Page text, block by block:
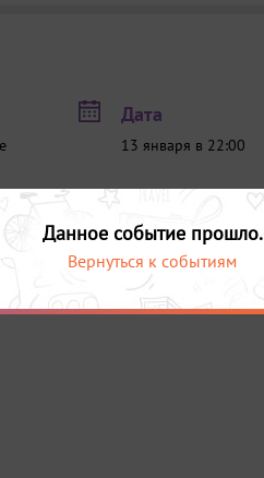
Дата
13 января в 22:00
Данное событие прошло.
Вернуться к событиям